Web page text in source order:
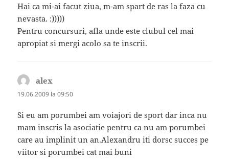
Hai ca mi-ai facut ziua, m-am spart de ras la faza cu
nevasta. :)))))
Pentru concursuri, afla unde este clubul cel mai
apropiat si mergi acolo sa te inscrii.
alex
19.06.2009 la 09:50
Si eu am porumbei am voiajori de sport dar inca nu
mam inscris la asociatie pentru ca nu am porumbei
care au implinit un an.Alexandru iti dorsc succes pe
viitor si porumbei cat mai buni